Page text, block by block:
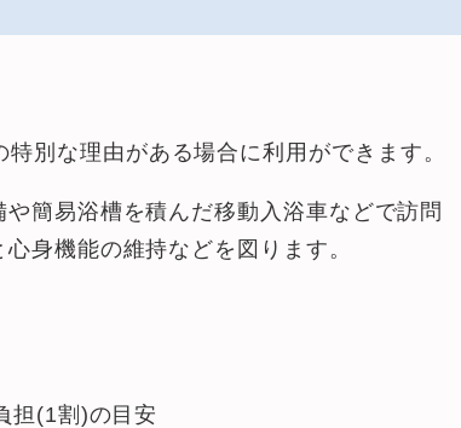
別な理由がある場合に利用ができます。
簡易浴槽を積んだ移動入浴車などで訪問
身機能の維持などを図ります。
(1割)の目安